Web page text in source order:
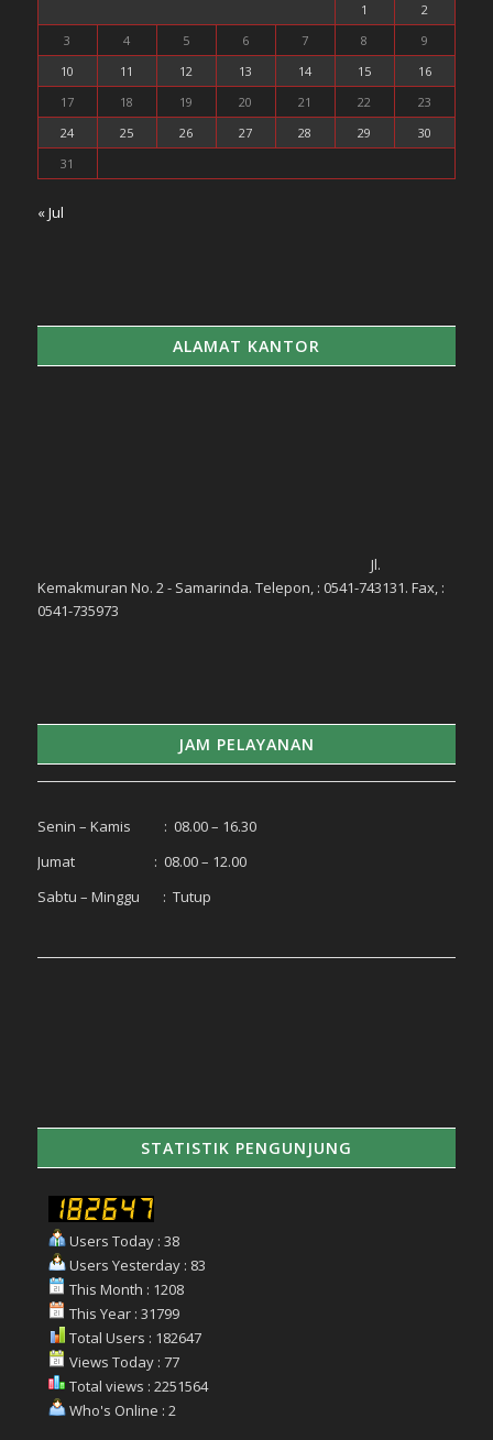
1
2
3
4 5 6 7 8
9
10
11 12 13 14 15
16
17
18 19 20 21 22
23
24
25 26 27 28 29
30
31
« Jul
ALAMAT KANTOR
Jl.
Kemakmuran No. 2 - Samarinda. Telepon, : 0541-743131. Fax, :
0541-735973
JAM PELAYANAN
Senin – Kamis : 08.00 – 16.30
Jumat : 08.00 – 12.00
Sabtu – Minggu : Tutup
STATISTIK PENGUNJUNG
Users Today : 38
Users Yesterday : 83
This Month : 1208
This Year : 31799
Total Users : 182647
Views Today : 77
Total views : 2251564
Who's Online : 2